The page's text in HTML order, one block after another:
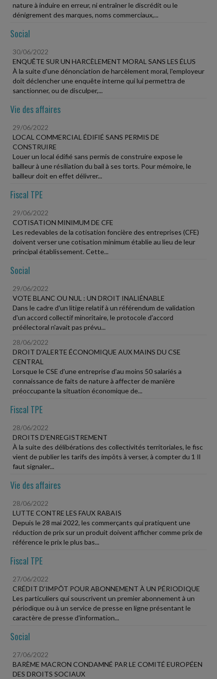
nature à induire en erreur, ni entraîner le discrédit ou le
dénigrement des marques, noms commerciaux,...
Social
30/06/2022
ENQUÊTE SUR UN HARCÈLEMENT MORAL SANS LES ÉLUS
À la suite d'une dénonciation de harcèlement moral, l'employeur
doit déclencher une enquête interne qui lui permettra de
sanctionner, ou de disculper,...
Vie des affaires
29/06/2022
LOCAL COMMERCIAL ÉDIFIÉ SANS PERMIS DE
CONSTRUIRE
Louer un local édifié sans permis de construire expose le
bailleur à une résiliation du bail à ses torts. Pour mémoire, le
bailleur doit en effet délivrer...
Fiscal TPE
29/06/2022
COTISATION MINIMUM DE CFE
Les redevables de la cotisation foncière des entreprises (CFE)
doivent verser une cotisation minimum établie au lieu de leur
principal établissement. Cette...
Social
29/06/2022
VOTE BLANC OU NUL : UN DROIT INALIÉNABLE
Dans le cadre d'un litige relatif à un référendum de validation
d'un accord collectif minoritaire, le protocole d'accord
préélectoral n'avait pas prévu...
28/06/2022
DROIT D'ALERTE ÉCONOMIQUE AUX MAINS DU CSE
CENTRAL
Lorsque le CSE d'une entreprise d'au moins 50 salariés a
connaissance de faits de nature à affecter de manière
préoccupante la situation économique de...
Fiscal TPE
28/06/2022
DROITS D'ENREGISTREMENT
À la suite des délibérations des collectivités territoriales, le fisc
vient de publier les tarifs des impôts à verser, à compter du 1 Il
faut signaler...
Vie des affaires
28/06/2022
LUTTE CONTRE LES FAUX RABAIS
Depuis le 28 mai 2022, les commerçants qui pratiquent une
réduction de prix sur un produit doivent afficher comme prix de
référence le prix le plus bas...
Fiscal TPE
27/06/2022
CRÉDIT D'IMPÔT POUR ABONNEMENT À UN PÉRIODIQUE
Les particuliers qui souscrivent un premier abonnement à un
périodique ou à un service de presse en ligne présentant le
caractère de presse d'information...
Social
27/06/2022
BARÈME MACRON CONDAMNÉ PAR LE COMITÉ EUROPÉEN
DES DROITS SOCIAUX